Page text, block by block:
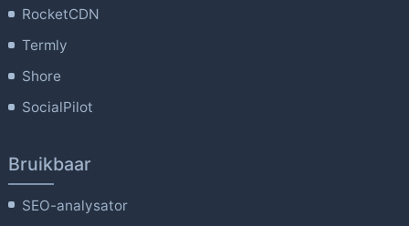
RocketCDN
Termly
Shore
SocialPilot
Bruikbaar
SEO-analysator